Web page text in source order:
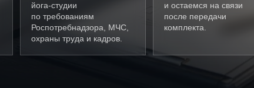
йога-студии
по требованиям
Роспотребнадзора, МЧС,
охраны труда и кадров.
и остаемся на связи
после передачи
комплекта.